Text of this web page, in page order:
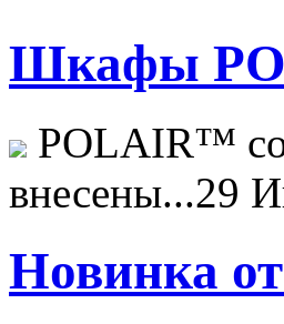
Шкафы
POLAIR™
внесены...29
Новинка